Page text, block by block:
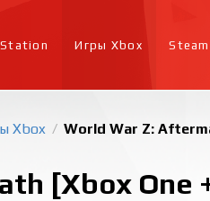
Игры Xbox Steam
Xbox / World War Z:
[Xbox One